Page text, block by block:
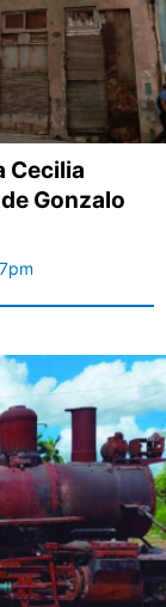
Cecilia
Gonzalo